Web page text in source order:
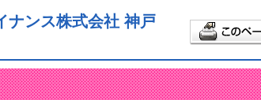
ナンス株式会社 神戸